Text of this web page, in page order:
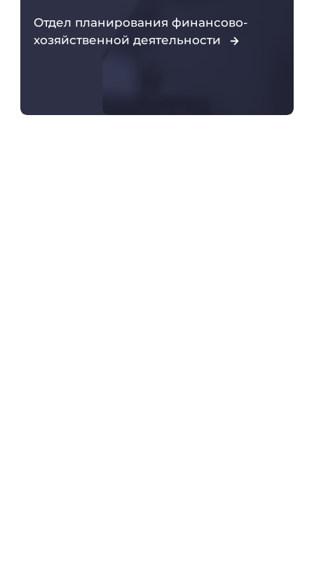
Отдел планирования финансово-
хозяйственной деятельности